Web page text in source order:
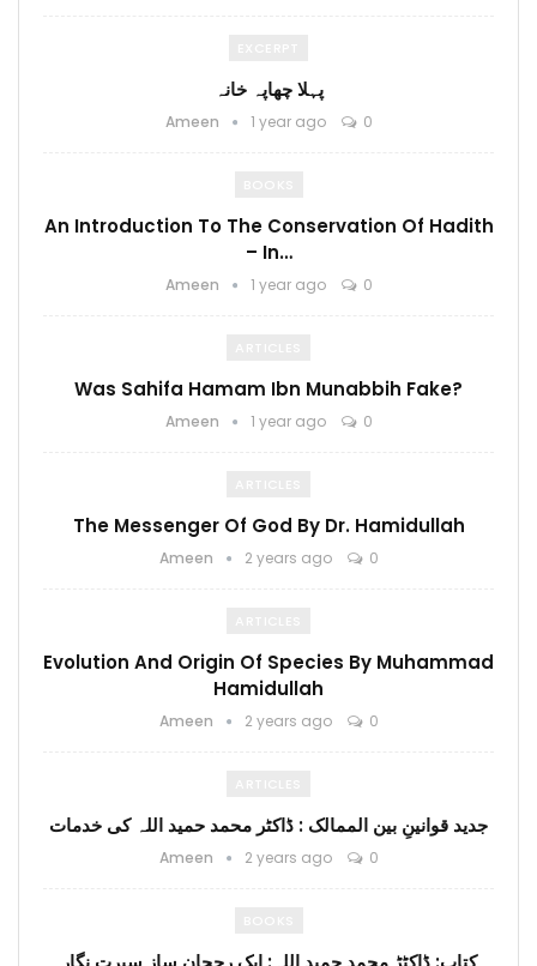
پہلا چھاپہ خانہ
Ameen 1 year ago 0
An Introduction To The Conservation Of Hadith
– In…
Ameen 1 year ago 0
Was Sahifa Hamam Ibn Munabbih Fake?
Ameen 1 year ago 0
The Messenger Of God By Dr. Hamidullah
Ameen 2 years ago 0
Evolution And Origin Of Species By Muhammad
Hamidullah
Ameen 2 years ago 0
جدید قوانینِ بین الممالک : ڈاکٹر محمد حمید اللہ کی خدمات
Ameen 2 years ago 0